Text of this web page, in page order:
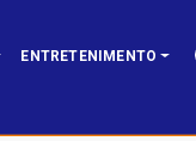
ENTRETENIMENTO